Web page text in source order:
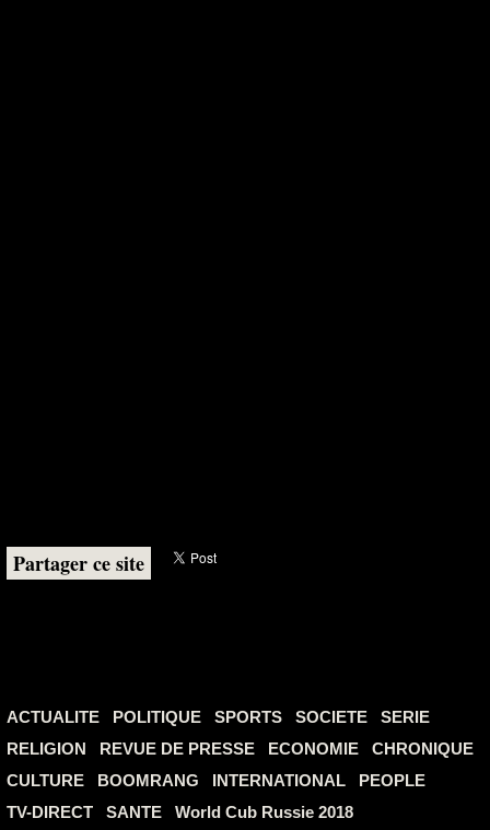
Partager ce site
ACTUALITE POLITIQUE SPORTS SOCIETE
SERIE
RELIGION
REVUE DE PRESSE ECONOMIE
CHRONIQUE
CULTURE
BOOMRANG INTERNATIONAL
PEOPLE
TV-DIRECT
SANTE
World Cub Russie 2018